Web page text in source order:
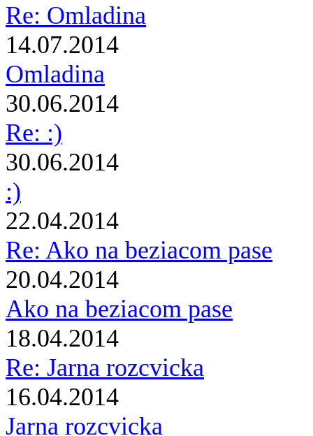
Re: Omladina
14.07.2014
Omladina
30.06.2014
Re: :)
30.06.2014
:)
22.04.2014
Re: Ako na beziacom pase
20.04.2014
Ako na beziacom pase
18.04.2014
Re: Jarna rozcvicka
16.04.2014
Jarna rozcvicka